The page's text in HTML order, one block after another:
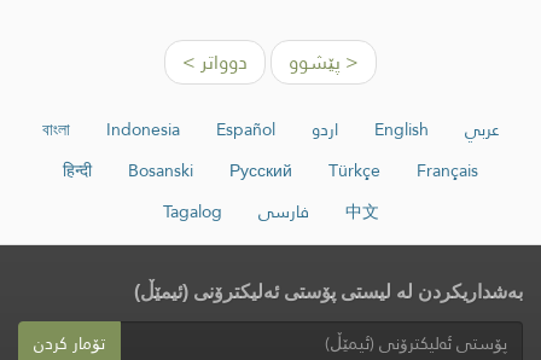
< پێشوو دوواتر >
عربي English اردو Español
Indonesia
বাংলা
Français
Türkçe
Русский
Bosanski
हिन्दी
中文
فارسی Tagalog
بەشداریکردن لە لیستی پۆستی ئەلیکترۆنی (ئیمێڵ)
تۆمار کردن